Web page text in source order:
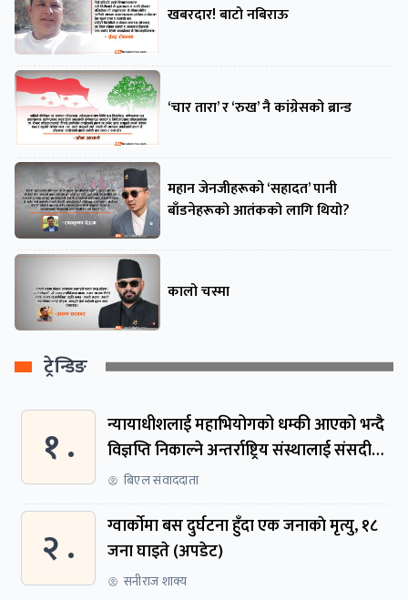
खबरदार! बाटो नबिराऊ
‘चार तारा’ र ‘रुख’ नै कांग्रेसको ब्रान्ड
महान जेनजीहरूको ‘सहादत’ पानी
बाँडनेहरूको आतंकको लागि थियो?
कालो चस्मा
ट्रेन्डिङ
१ .
न्यायाधीशलाई महाभियोगको धम्की आएको भन्दै
विज्ञप्ति निकाल्ने अन्तर्राष्ट्रिय संस्थालाई संसदीय
समितिमा बोलाइयो
बिएल संवाददाता
२ .
ग्वार्काेमा बस दुर्घटना हुँदा एक जनाकाे मृत्यु, १८
जना घाइते (अपडेट)
सनीराज शाक्य